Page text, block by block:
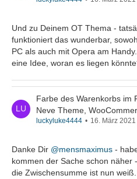
Und zu Deinem OT Thema -
funktioniert das wunderbar,
PC als auch mit Opera am
eine Idee, woran es liegen
Farbe des Warenkorbs im
Neve Theme,
luckyluke4444 16. März
Danke Dir @mensmaximus -
kommen der Sache schon näher
die Zwischensumme ist nun